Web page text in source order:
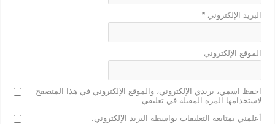
البريد الإلكتروني*
الموقع الإلكتروني
احفظ اسمي، بريدي الإلكتروني، والموقع الإلكتروني في هذا المتصفح
لاستخدامها المرة المقبلة في تعليقي.
أعلمني بمتابعة التعليقات بواسطة البريد الإلكتروني.